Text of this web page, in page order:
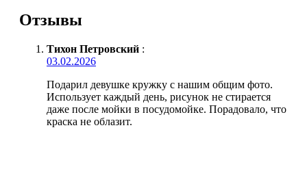
Отзывы
Тихон Петровский :
03.02.2026
Подарил девушке кружку с нашим общим фото.
Использует каждый день, рисунок не стирается
даже после мойки в посудомойке. Порадовало, что
краска не облазит.